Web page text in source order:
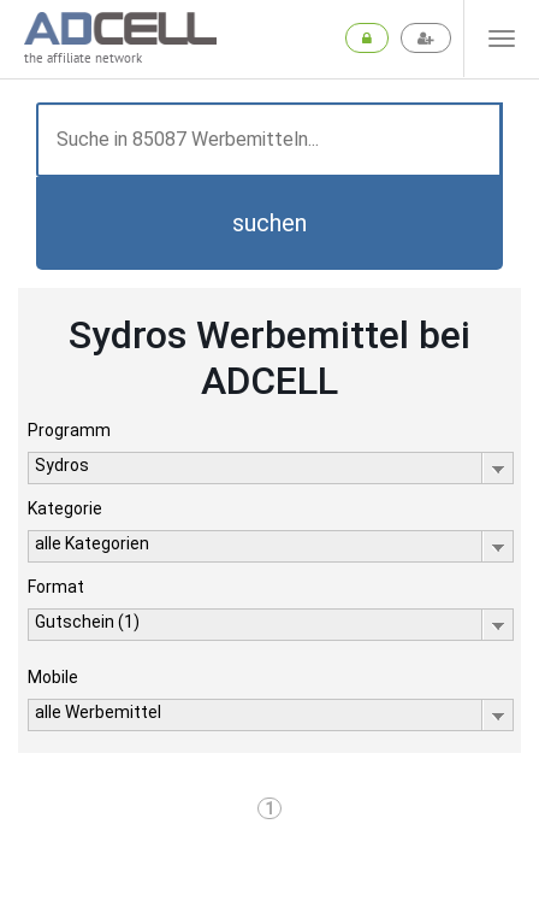
the affiliate network
suchen
Sydros Werbemittel bei
ADCELL
Programm
Sydros
Kategorie
alle Kategorien
Format
Gutschein (1)
Mobile
alle Werbemittel
1